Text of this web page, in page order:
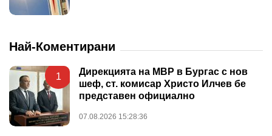
Най-Коментирани
1
Дирекцията на МВР в Бургас с нов
шеф, ст. комисар Христо Илчев бе
представен официално
07.08.2026 15:28:36